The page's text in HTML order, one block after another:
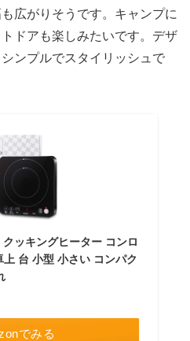
広がりそうです。キャンプに
ドアも楽しみたいです。デザ
ンプルでスタイリッシュで
ッキングヒーター コンロ
台 小型 小さい コンパク
でみる